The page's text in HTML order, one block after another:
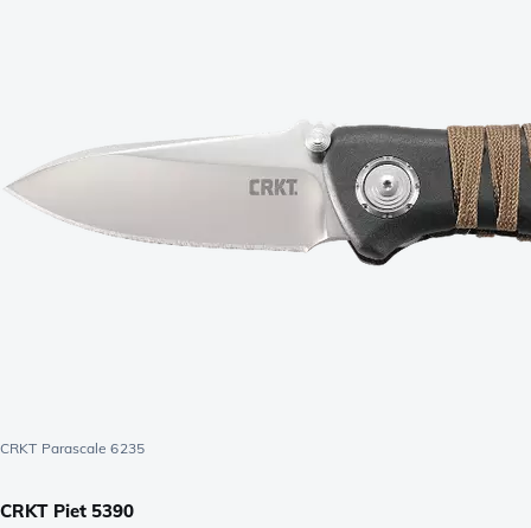
CRKT Parascale 6235
CRKT Piet 5390